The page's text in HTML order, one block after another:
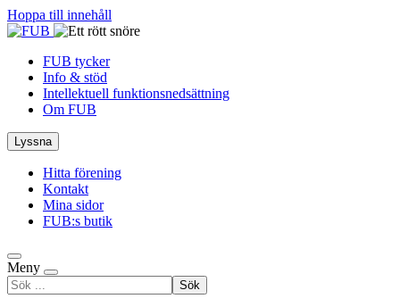
Hoppa till innehåll
FUB tycker
Info & stöd
Intellektuell funktionsnedsättning
Om FUB
Lyssna
Hitta förening
Kontakt
Mina sidor
FUB:s butik
Meny
Sök
efter